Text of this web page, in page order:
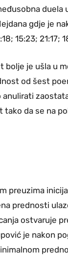
duela
gdje je
15:23; 21:17;
bolje je ušla u
od šest
da se na
preuzima
prednosti
ostvaruje
je nakon